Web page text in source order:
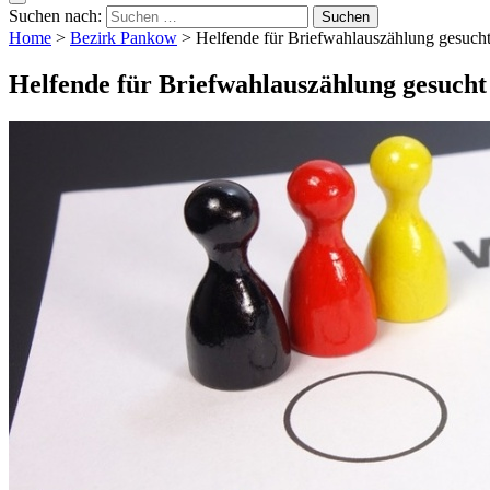
Suchen nach:
Home > Bezirk Pankow > Helfende für Briefwahlauszählung gesucht
Helfende für Briefwahlauszählung gesucht